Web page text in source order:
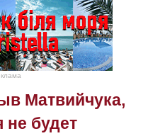
Матвийчука,
не будет